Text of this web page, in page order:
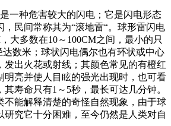
一种危害较大的闪电；它是闪电形态
，民间常称其为“滚地雷“。球形雷闪电
大多数在10～100CM之间，最小的只
数米；球状闪电偶尔也有环状或中心
发出火花或射线；其颜色常见的有橙红
明亮并使人目眩的强光出现时，也可看
寿命只有1～5秒，最长可达几分钟。
不能解释清楚的奇怪自然现象，由于球
研究它十分困难，至今仍然是人类对自